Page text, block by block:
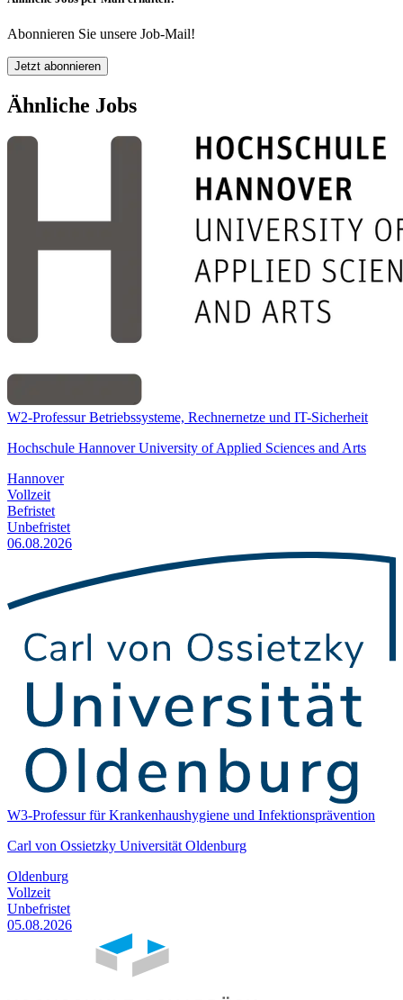
Abonnieren Sie unsere Job-Mail!
Jetzt abonnieren
Ähnliche Jobs
W2-Professur Betriebssysteme, Rechnernetze und IT-Sicherheit
Hochschule Hannover University of Applied Sciences and Arts
Hannover
Vollzeit
Befristet
Unbefristet
06.08.2026
W3-Professur für Krankenhaushygiene und Infektionsprävention
Carl von Ossietzky Universität Oldenburg
Oldenburg
Vollzeit
Unbefristet
05.08.2026